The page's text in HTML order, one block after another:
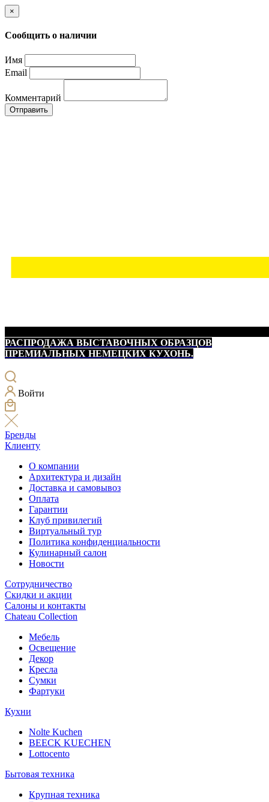
×
Сообщить о наличии
Имя
Email
Комментарий
Отправить
РАСПРОДАЖА ВЫСТАВОЧНЫХ ОБРАЗЦОВ
ПРЕМИАЛЬНЫХ НЕМЕЦКИХ КУХОНЬ.
Войти
Бренды
Клиенту
О компании
Архитектура и дизайн
Доставка и самовывоз
Оплата
Гарантии
Клуб привилегий
Виртуальный тур
Политика конфиденциальности
Кулинарный салон
Новости
Сотрудничество
Скидки и акции
Салоны и контакты
Chateau Collection
Мебель
Освещение
Декор
Кресла
Сумки
Фартуки
Кухни
Nolte Kuchen
BEECK KUECHEN
Lottocento
Бытовая техника
Крупная техника